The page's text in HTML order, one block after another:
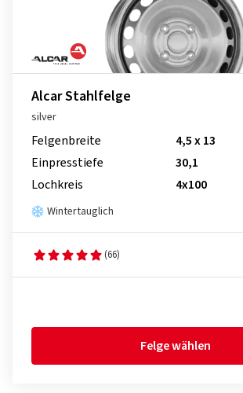
Alcar Stahlfelge
silver
Felgenbreite
4,5 x 13
Einpresstiefe
30,1
Lochkreis
4x100
Wintertauglich
(66)
Felge wählen